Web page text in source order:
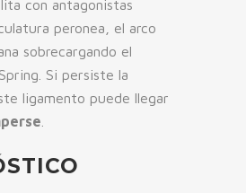
con antagonistas
peronea, el arco
sobrecargando el
Si persiste la
ligamento puede llegar